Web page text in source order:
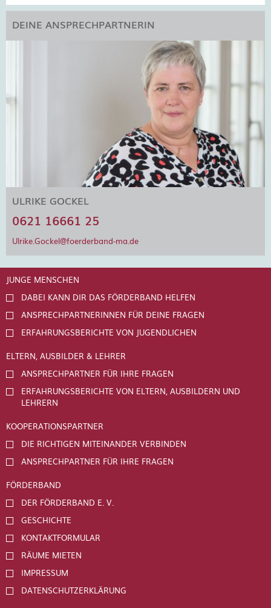
DEINE ANSPRECHPARTNERIN
ULRIKE GOCKEL
0621 16661 25
Ulrike.Gockel@foerderband-ma.de
JUNGE MENSCHEN
DABEI KANN DIR DAS FÖRDERBAND HELFEN
ANSPRECHPARTNERINNEN FÜR DEINE FRAGEN
ERFAHRUNGSBERICHTE VON JUGENDLICHEN
ELTERN, AUSBILDER & LEHRER
ANSPRECHPARTNER FÜR IHRE FRAGEN
ERFAHRUNGSBERICHTE VON ELTERN, AUSBILDERN UND
LEHRERN
KOOPERATIONSPARTNER
DIE RICHTIGEN MITEINANDER VERBINDEN
ANSPRECHPARTNER FÜR IHRE FRAGEN
FÖRDERBAND
DER FÖRDERBAND E. V.
GESCHICHTE
KONTAKTFORMULAR
RÄUME MIETEN
IMPRESSUM
DATENSCHUTZERKLÄRUNG